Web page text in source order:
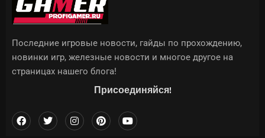
Последние игровые новости, гайды по прохождению,
новинки игр, железные новости и многое другое на
страницах нашего блога!
Присоединяйся!